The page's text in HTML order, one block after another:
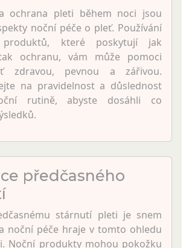
ochrana pleti během noci jsou
noční péče o pleť. Používání
produktů, které poskytují jak
ochranu, vám může pomoci
zdravou, pevnou a zářivou.
na pravidelnost a důslednost
rutině, abyste dosáhli co
předčasného
stárnutí pleti je snem
noční péče hraje v tomto ohledu
Noční produkty mohou pokožku